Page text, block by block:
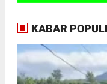
KABAR